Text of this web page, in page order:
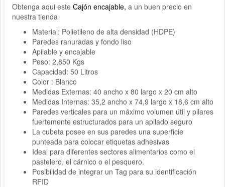
Obtenga aqui este Cajón encajable, a un buen precio en
nuestra tienda
Material: Polietileno de alta densidad (HDPE)
Paredes ranuradas y fondo liso
Apilable y encajable
Peso: 2,850 Kgs
Capacidad: 50 Litros
Color : Blanco
Medidas Externas: 40 ancho x 80 largo x 20 cm alto
Medidas Internas: 35,2 ancho x 74,9 largo x 18,6 cm alto
Paredes verticales para un máximo volumen útil y pilares
fuertemente estructurados para un apilado seguro
La cubeta posee en sus paredes una superficie
punteada para colocar etiquetas adhesivas
Ideal para diferentes sectores alimentarios como el
pastelero, el cárnico o el pesquero.
Posibilidad de integrar un Tag para su identificación
RFID